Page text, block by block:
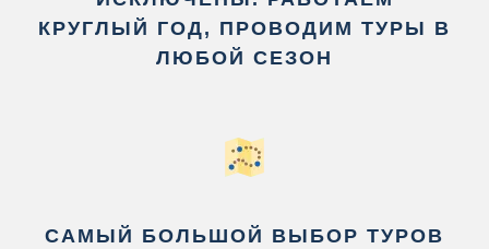
КРУГЛЫЙ ГОД, ПРОВОДИМ ТУРЫ В
ЛЮБОЙ СЕЗОН
САМЫЙ БОЛЬШОЙ ВЫБОР ТУРОВ